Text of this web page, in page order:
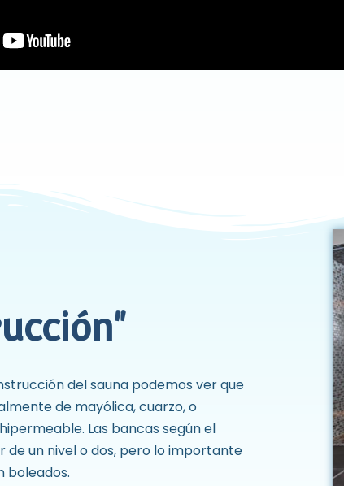
del sauna podemos ver que
de mayólica, cuarzo, o
Las bancas según el
de un nivel o dos, pero lo importante
boleados.